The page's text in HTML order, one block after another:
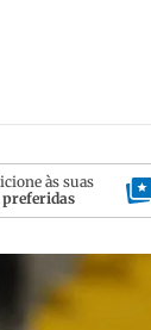
às suas